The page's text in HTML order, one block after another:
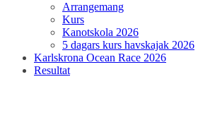
Arrangemang
Kurs
Kanotskola 2026
5 dagars kurs havskajak 2026
Karlskrona Ocean Race 2026
Resultat